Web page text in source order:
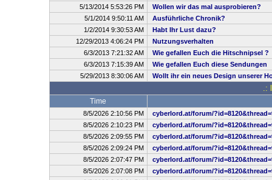
5/13/2014 5:53:26 PM
Wollen wir das mal ausprobieren?
5/1/2014 9:50:11 AM
Ausführliche Chronik?
1/2/2014 9:30:53 AM
Habt Ihr Lust dazu?
12/29/2013 4:06:24 PM
Nutzungsverhalten
6/3/2013 7:21:32 AM
Wie gefallen Euch die Hitschnipsel ?
6/3/2013 7:15:39 AM
Wie gefallen Euch diese Sendungen
5/29/2013 8:30:06 AM
Wollt ihr ein neues Design unserer
.:
Time
8/5/2026 2:10:56 PM
cyberlord.at/forum/
8/5/2026 2:10:23 PM
cyberlord.at/forum/
8/5/2026 2:09:55 PM
cyberlord.at/forum/
8/5/2026 2:09:24 PM
cyberlord.at/forum/
8/5/2026 2:07:47 PM
cyberlord.at/forum/
8/5/2026 2:07:08 PM
cyberlord.at/forum/